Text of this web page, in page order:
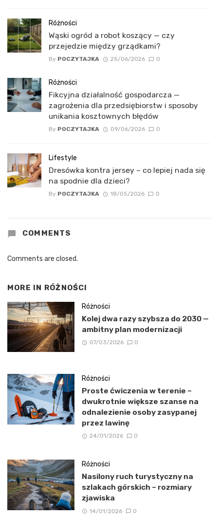
Różności
Wąski ogród a robot koszący — czy
przejedzie między grządkami?
By POCZYTAJKA 25/06/2026 0
Różności
Fikcyjna działalność gospodarcza —
zagrożenia dla przedsiębiorstw i sposoby
unikania kosztownych błędów
By POCZYTAJKA 09/06/2026 0
Lifestyle
Dresówka kontra jersey – co lepiej nada się
na spodnie dla dzieci?
By POCZYTAJKA 18/05/2026 0
COMMENTS
Comments are closed.
MORE IN RÓŻNOŚCI
Różności
Kolej dwa razy szybsza do 2030 —
ambitny plan modernizacji
07/03/2026 0
Różności
Proste ćwiczenia w terenie –
dwukrotnie większe szanse na
odnalezienie osoby zasypanej
przez lawinę
24/01/2026 0
Różności
Nasilony ruch turystyczny na
szlakach górskich – rozmiary
zjawiska
14/01/2026 0